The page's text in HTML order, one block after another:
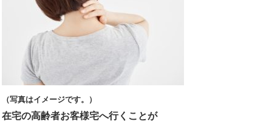
（写真はイメージです。）
在宅の高齢者お客様宅へ行くことが